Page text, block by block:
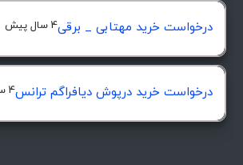
درخواست خرید مهتابی _ برقی4 سال پیش
درخواست خرید درپوش ديافراگم ترانس4 سال پیش